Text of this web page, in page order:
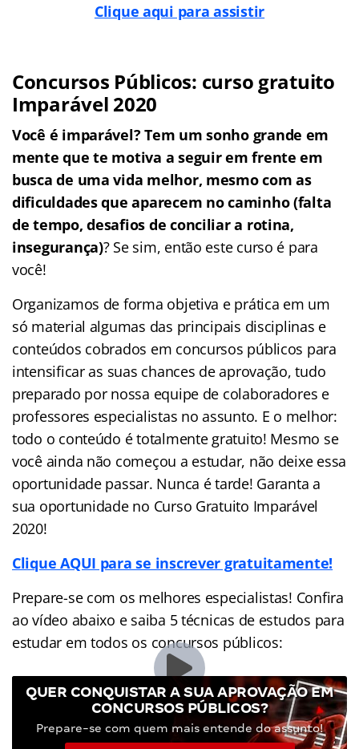
Clique aqui para assistir
Concursos Públicos: curso gratuito
Imparável 2020
Você é imparável? Tem um sonho grande em
mente que te motiva a seguir em frente em
busca de uma vida melhor, mesmo com as
dificuldades que aparecem no caminho (falta
de tempo, desafios de conciliar a rotina,
insegurança)? Se sim, então este curso é para
você!
Organizamos de forma objetiva e prática em um
só material algumas das principais disciplinas e
conteúdos cobrados em concursos públicos para
intensificar as suas chances de aprovação, tudo
preparado por nossa equipe de colaboradores e
professores especialistas no assunto. E o melhor:
todo o conteúdo é totalmente gratuito! Mesmo se
você ainda não começou a estudar, não deixe essa
oportunidade passar. Nunca é tarde! Garanta a
sua oportunidade no Curso Gratuito Imparável
2020!
Clique AQUI para se inscrever gratuitamente!
Prepare-se com os melhores especialistas! Confira
ao vídeo abaixo e saiba 5 técnicas de estudos para
estudar em todos os concursos públicos:
QUER CONQUISTAR A SUA APROVAÇÃO EM
CONCURSOS PÚBLICOS?
Prepare-se com quem mais entende do assunto!